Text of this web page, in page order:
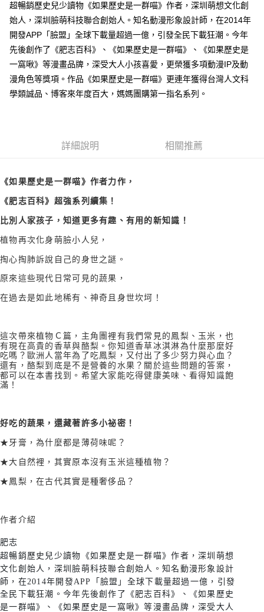
宅配
每筆NT$100，滿NT$499(含以上)免運費
超暢銷歷史兒少讀物《如果歷史是一群喵》作者，深圳萌想文化創
始人，深圳臉萌科技聯合創始人。知名動漫形象設計師，在2014年
開發APP「臉盟」全球下載量超過一億，引發全民下載狂潮。今年
先後創作了《肥志百科》、《如果歷史是一群喵》、《如果歷史是
一窩啾》等漫畫品牌，深受大人小孩喜愛，更榮獲多項動漫IP及動
漫角色等獎項。作品《如果歷史是一群喵》更連年獲得台灣人文科
學類誠品、博客來年度百大，媽媽團購第一指名系列。
詳細說明 相關推薦
《如果歷史是一群喵》作者力作，
《肥志百科》超強系列續集！
比別人家孩子，知道更多有趣、有用的新知識！
植物再次化身萌臉小人兒，
掏心掏肺訴說自己的身世之謎。
原來這些現代日常可見的蔬果，
在過去是如此地稀有、神奇且身世坎坷！
這次帶來植物Ｃ篇，主角團裡有我們常見的鳳梨、玉米，也
有現在高貴的香草與酪梨。你知道香草冰淇淋為什麼那麼好
吃嗎？歐洲人當年為了吃鳳梨，又付出了多少努力與心血？
還有，酪梨到底是不是營養的水果？關於這些問題的答案，
都可以在本書找到。希望大家能吃得健康美味、看得知識飽
滿！
好吃的蔬果，還藏著許多小祕密！
★牙膏，為什麼都是薄荷味呢？
★大自然裡，其實原本沒有玉米這種植物？
★鳳梨，在古代其實是種奢侈品？
作者介紹
肥志
超暢銷歷史兒少讀物《如果歷史是一群喵》作者，深圳萌想
文化創始人，深圳臉萌科技聯合創始人。知名動漫形象設計
師，在2014年開發APP「臉盟」全球下載量超過一億，引發
全民下載狂潮。今年先後創作了《肥志百科》、《如果歷史
是一群喵》、《如果歷史是一窩啾》等漫畫品牌，深受大人